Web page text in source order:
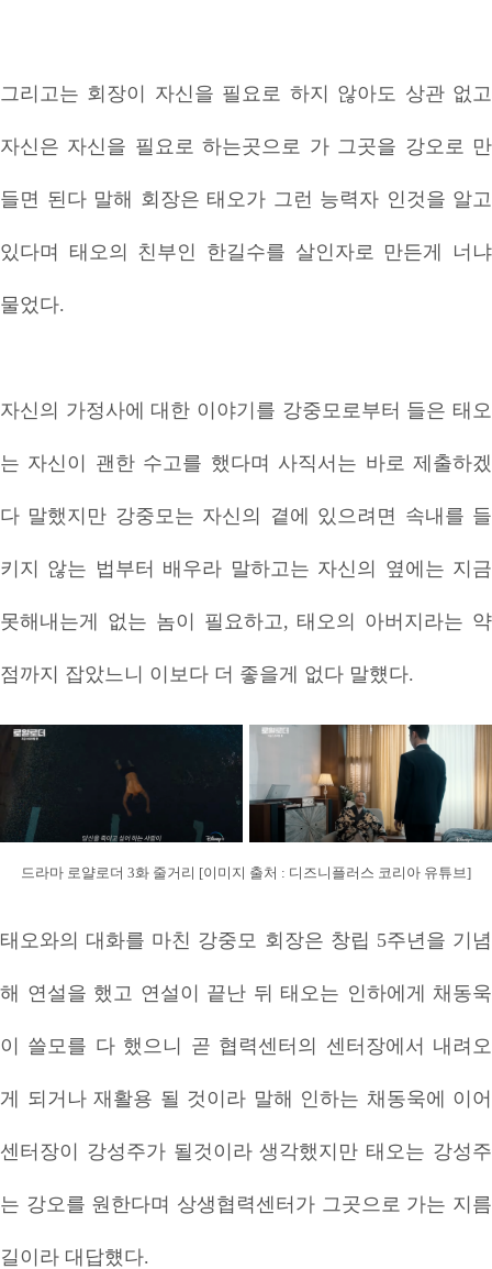
그리고는 회장이 자신을 필요로 하지 않아도 상관 없고
자신은 자신을 필요로 하는곳으로 가 그곳을 강오로 만
들면 된다 말해 회장은 태오가 그런 능력자 인것을 알고
있다며 태오의 친부인 한길수를 살인자로 만든게 너냐
물었다.
자신의 가정사에 대한 이야기를 강중모로부터 들은 태오
는 자신이 괜한 수고를 했다며 사직서는 바로 제출하겠
다 말했지만 강중모는 자신의 곁에 있으려면 속내를 들
키지 않는 법부터 배우라 말하고는 자신의 옆에는 지금
못해내는게 없는 놈이 필요하고, 태오의 아버지라는 약
점까지 잡았느니 이보다 더 좋을게 없다 말헀다.
드라마 로얄로더 3화 줄거리 [이미지 출처 : 디즈니플러스 코리아 유튜브]
태오와의 대화를 마친 강중모 회장은 창립 5주년을 기념
해 연설을 했고 연설이 끝난 뒤 태오는 인하에게 채동욱
이 쓸모를 다 했으니 곧 협력센터의 센터장에서 내려오
게 되거나 재활용 될 것이라 말해 인하는 채동욱에 이어
센터장이 강성주가 될것이라 생각했지만 태오는 강성주
는 강오를 원한다며 상생협력센터가 그곳으로 가는 지름
길이라 대답헀다.